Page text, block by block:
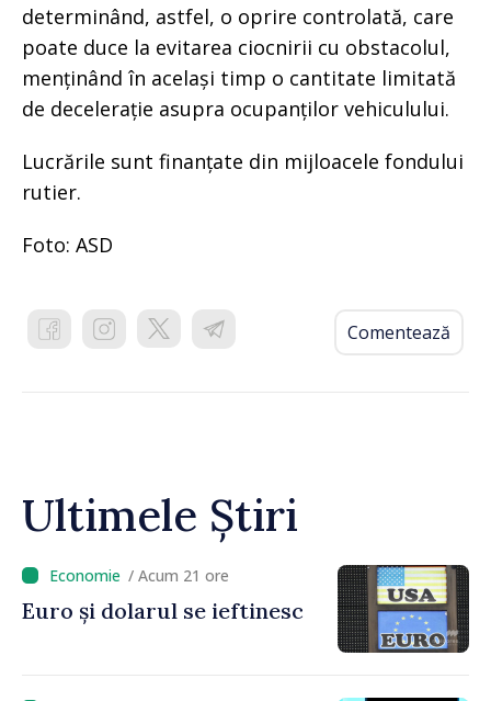
determinând, astfel, o oprire controlată, care
poate duce la evitarea ciocnirii cu obstacolul,
menținând în același timp o cantitate limitată
de decelerație asupra ocupanților vehiculului.
Lucrările sunt finanțate din mijloacele fondului
rutier.
Foto: ASD
Comentează
Ultimele Știri
/ Acum 21 ore
Euro și dolarul se ieftinesc